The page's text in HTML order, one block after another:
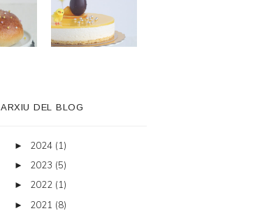
ARXIU DEL BLOG
► 2024 (1)
► 2023 (5)
► 2022 (1)
► 2021 (8)